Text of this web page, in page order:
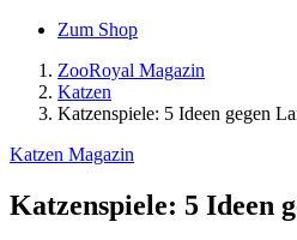
Zum Shop
ZooRoyal Magazin
Katzen
Katzenspiele: 5 Ideen gegen
Katzen Magazin
Katzenspiele: 5 Ideen